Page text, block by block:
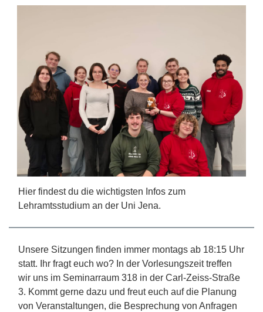
Hier findest du die wichtigsten Infos zum
Lehramtsstudium an der Uni Jena.
Unsere Sitzungen finden immer montags ab 18:15 Uhr
statt. Ihr fragt euch wo? In der Vorlesungszeit treffen
wir uns im Seminarraum 318 in der Carl-Zeiss-Straße
3. Kommt gerne dazu und freut euch auf die Planung
von Veranstaltungen, die Besprechung von Anfragen